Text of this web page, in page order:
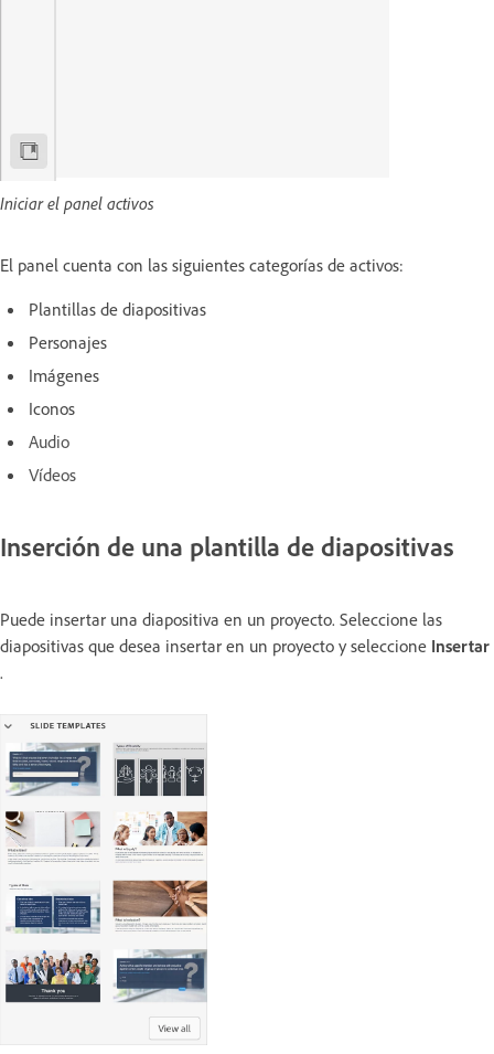
Iniciar el panel activos
El panel cuenta con las siguientes categorías de activos:
Plantillas de diapositivas
Personajes
Imágenes
Iconos
Audio
Vídeos
Inserción de una plantilla de diapositivas
Puede insertar una diapositiva en un proyecto. Seleccione las
diapositivas que desea insertar en un proyecto y seleccione Insertar
.